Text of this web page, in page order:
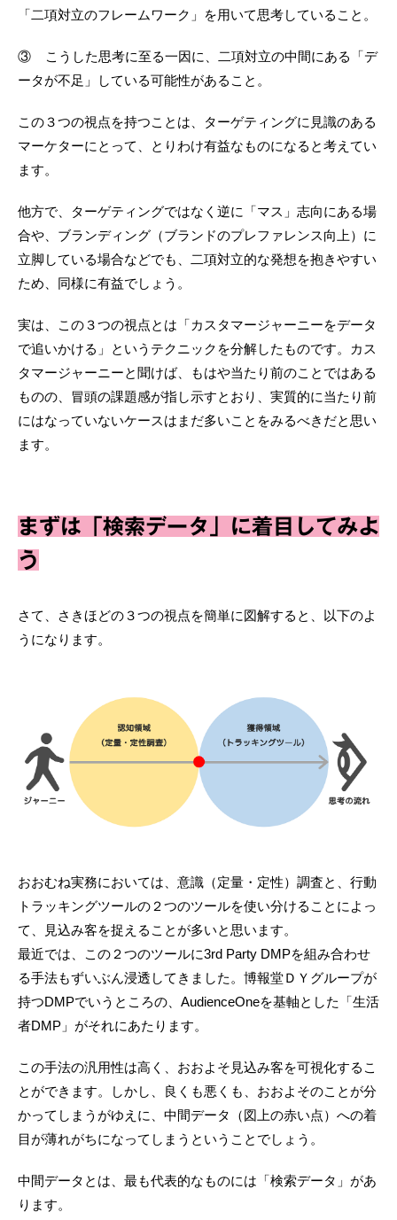
「二項対立のフレームワーク」を用いて思考していること。
③ こうした思考に至る一因に、二項対立の中間にある「デ
ータが不足」している可能性があること。
この３つの視点を持つことは、ターゲティングに見識のある
マーケターにとって、とりわけ有益なものになると考えてい
ます。
他方で、ターゲティングではなく逆に「マス」志向にある場
合や、ブランディング（ブランドのプレファレンス向上）に
立脚している場合などでも、二項対立的な発想を抱きやすい
ため、同様に有益でしょう。
実は、この３つの視点とは「カスタマージャーニーをデータ
で追いかける」というテクニックを分解したものです。カス
タマージャーニーと聞けば、もはや当たり前のことではある
ものの、冒頭の課題感が指し示すとおり、実質的に当たり前
にはなっていないケースはまだ多いことをみるべきだと思い
ます。
まずは「検索データ」に着目してみよ
う
さて、さきほどの３つの視点を簡単に図解すると、以下のよ
うになります。
おおむね実務においては、意識（定量・定性）調査と、行動
トラッキングツールの２つのツールを使い分けることによっ
て、見込み客を捉えることが多いと思います。
最近では、この２つのツールに3rd Party DMPを組み合わせ
る手法もずいぶん浸透してきました。博報堂ＤＹグループが
持つDMPでいうところの、AudienceOneを基軸とした「生活
者DMP」がそれにあたります。
この手法の汎用性は高く、おおよそ見込み客を可視化するこ
とができます。しかし、良くも悪くも、おおよそのことが分
かってしまうがゆえに、中間データ（図上の赤い点）への着
目が薄れがちになってしまうということでしょう。
中間データとは、最も代表的なものには「検索データ」があ
ります。